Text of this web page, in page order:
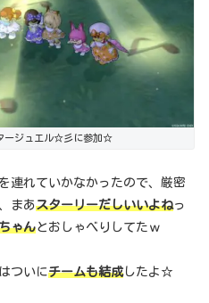
ージュエル☆彡に参加☆
を連れていかなかったので、厳密
まあスターリーだしいいよねっ
ゃんとおしゃべりしてたｗ
はついにチームも結成したよ☆